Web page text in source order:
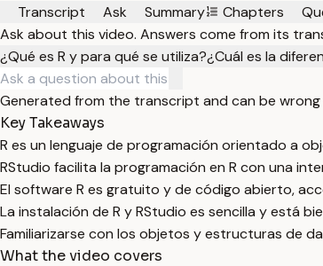
Transcript
Ask Summary Chapters
Ask about this video. Answers come from its
¿Qué es R y para qué se utiliza?¿Cuál es la
Generated from the transcript and can be
Key Takeaways
R es un lenguaje de programación orientado a
RStudio facilita la programación en R con una
El software R es gratuito y de código abierto,
La instalación de R y RStudio es sencilla y está
Familiarizarse con los objetos y estructuras de
What the video covers